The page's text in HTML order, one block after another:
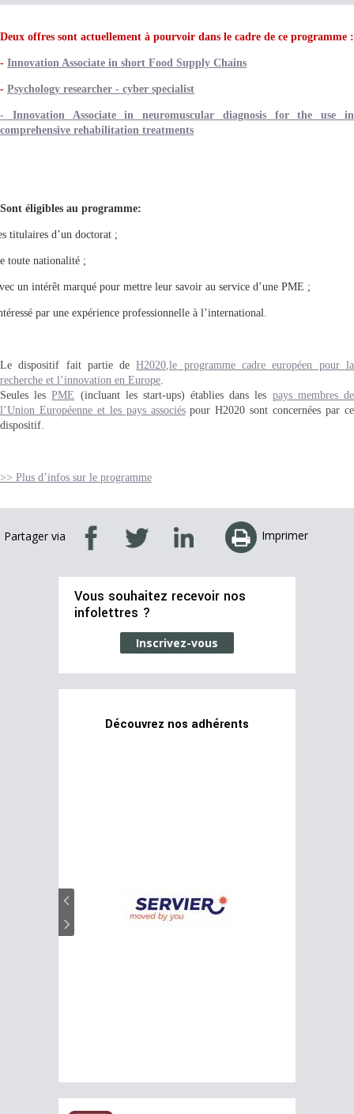
Deux offres sont actuellement à pourvoir dans le cadre de ce programme :
- Innovation Associate in short Food Supply Chains
- Psychology researcher - cyber specialist
- Innovation Associate in neuromuscular diagnosis for the use in
comprehensive rehabilitation treatments
Sont éligibles au programme:
titulaires d’un doctorat ;
toute nationalité ;
un intérêt marqué pour mettre leur savoir au service d’une PME ;
par une expérience professionnelle à l’international.
Le dispositif fait partie deH2020,le programme cadre européen pour la
recherche et l’innovation en Europe.
Seules lesPME (incluant les start-ups) établies dans les pays membres de
l’Union Européenne et les pays associéspour H2020 sont concernées par ce
dispositif.
>> Plus d’infos sur le programme
Partager via Imprimer
Vous souhaitez recevoir nos
infolettres ?
Inscrivez-vous
Découvrez nos adhérents